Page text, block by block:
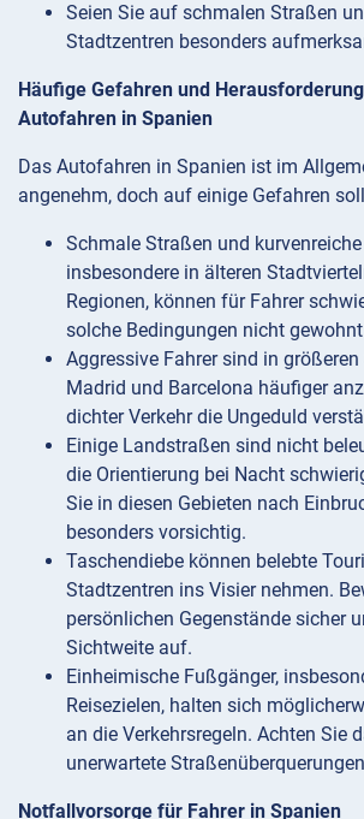
Seien Sie auf schmalen Straßen
Stadtzentren besonders
Häufige Gefahren und
Autofahren in Spanien
Das Autofahren in Spanien ist im
angenehm, doch auf einige Gefahren
Schmale Straßen und
insbesondere in älteren
Regionen, können für Fahrer
solche Bedingungen nicht
Aggressive Fahrer sind in
Madrid und Barcelona häufiger
dichter Verkehr die Ungeduld
Einige Landstraßen sind nicht
die Orientierung bei Nacht
Sie in diesen Gebieten nach
besonders vorsichtig.
Taschendiebe können belebte
Stadtzentren ins Visier nehmen.
persönlichen Gegenstände sicher
Sichtweite auf.
Einheimische Fußgänger,
Reisezielen, halten sich
an die Verkehrsregeln. Achten Sie
unerwartete
Notfallvorsorge für Fahrer in Spanien